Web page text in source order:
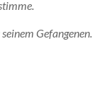
Gefangenen.